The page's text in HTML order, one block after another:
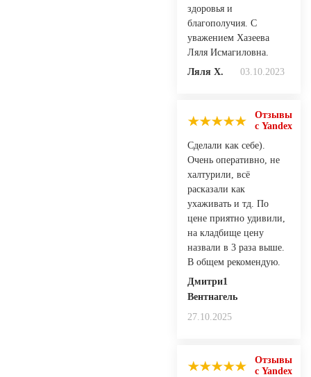
здоровья и
благополучия. С
уважением Хазеева
Ляля Исмагиловна.
Ляля Х.
03.10.2023
Отзывы
с Yandex
Сделали как себе).
Очень оперативно, не
халтурили, всё
расказали как
ухаживать и тд. По
цене приятно удивили,
на кладбище цену
назвали в 3 раза выше.
В общем рекомендую.
Дмитри1
Вентнагель
27.10.2025
Отзывы
с Yandex